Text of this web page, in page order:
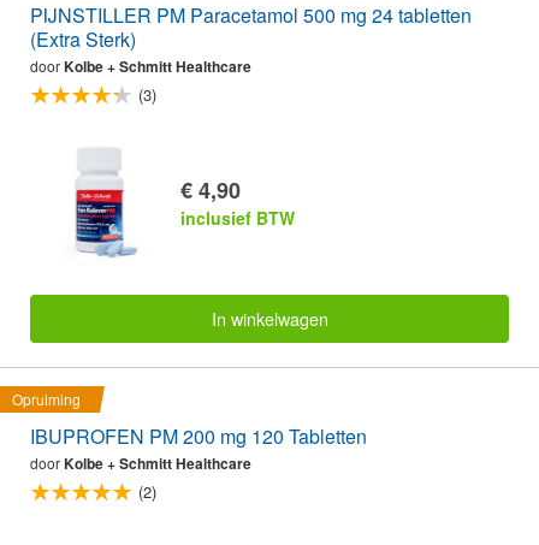
PIJNSTILLER PM Paracetamol 500 mg 24 tabletten
(Extra Sterk)
doorKolbe + Schmitt Healthcare
(3)
€ 4,90
inclusief BTW
In winkelwagen
Opruiming
IBUPROFEN PM 200 mg 120 Tabletten
doorKolbe + Schmitt Healthcare
(2)